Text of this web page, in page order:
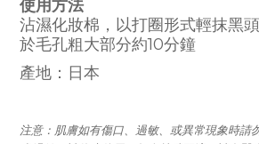
使用方法
沾濕化妝棉，以打圈形式輕抹黑
於毛孔粗大部分約10分鐘
產地：日本
注意：肌膚如有傷口、過敏、或異常現象時請